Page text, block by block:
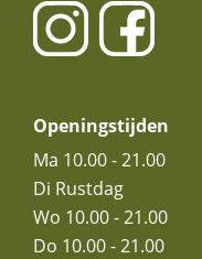
youtube
opent
in
facebook
opent
in
Openingstijden
Ma 10.00 - 21.00
Di Rustdag
Wo 10.00 - 21.00
Do 10.00 - 21.00